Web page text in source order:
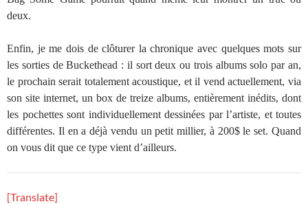
deux.
Enfin, je me dois de clôturer la chronique avec quelques mots sur
les sorties de Buckethead : il sort deux ou trois albums solo par an,
le prochain serait totalement acoustique, et il vend actuellement, via
son site internet, un box de treize albums, entièrement inédits, dont
les pochettes sont individuellement dessinées par l’artiste, et toutes
différentes. Il en a déjà vendu un petit millier, à 200$ le set. Quand
on vous dit que ce type vient d’ailleurs.
[Translate]